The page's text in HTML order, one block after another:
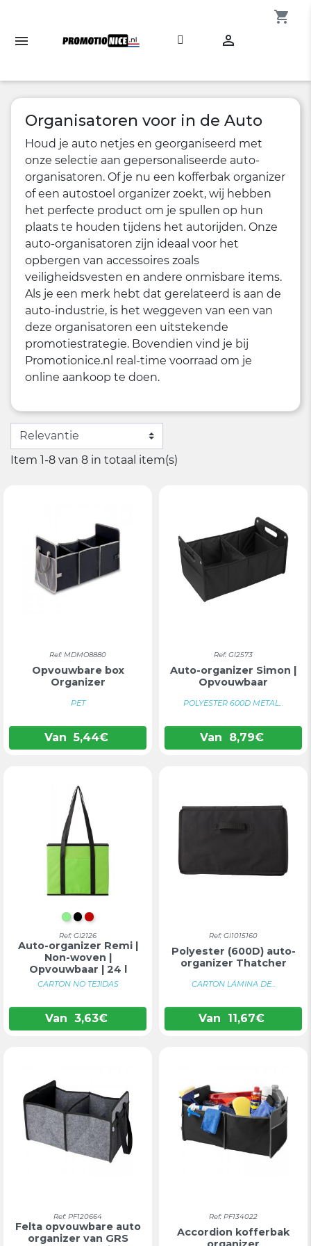

shopping_cart
Organisatoren voor in de Auto
Houd je auto netjes en georganiseerd met
onze selectie aan gepersonaliseerde auto-
organisatoren. Of je nu een kofferbak organizer
of een autostoel organizer zoekt, wij hebben
het perfecte product om je spullen op hun
plaats te houden tijdens het autorijden. Onze
auto-organisatoren zijn ideaal voor het
opbergen van accessoires zoals
veiligheidsvesten en andere onmisbare items.
Als je een merk hebt dat gerelateerd is aan de
auto-industrie, is het weggeven van een van
deze organisatoren een uitstekende
promotiestrategie. Bovendien vind je bij
Promotionice.nl real-time voorraad om je
online aankoop te doen.
Item 1-8 van 8 in totaal item(s)
Ref: MDMO8880
Opvouwbare box
Organizer
PET
Van 5,44€
Ref: GI2573
Auto-organizer Simon |
Opvouwbaar
POLYESTER 600D METAL...
Van 8,79€
LICHTGROEN
ZWART
ROOD
Ref: GI2126
Auto-organizer Remi |
Non-woven |
Opvouwbaar | 24 l
CARTON NO TEJIDAS
Van 3,63€
Ref: GI1015160
Polyester (600D) auto-
organizer Thatcher
CARTON LÁMINA DE...
Van 11,67€
Ref: PF120664
Felta opvouwbare auto
organizer van GRS
Ref: PF134022
Accordion kofferbak